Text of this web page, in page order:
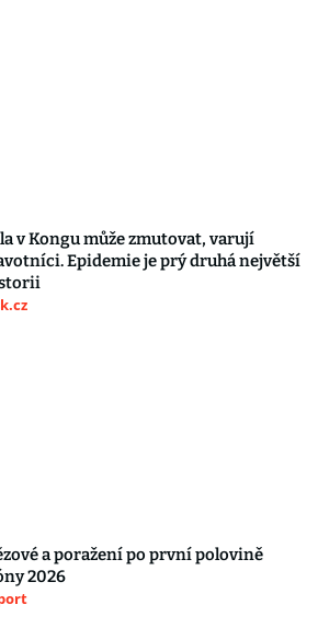
v Kongu může zmutovat, varují
Epidemie je prý druhá největší
a poražení po první polovině
2026